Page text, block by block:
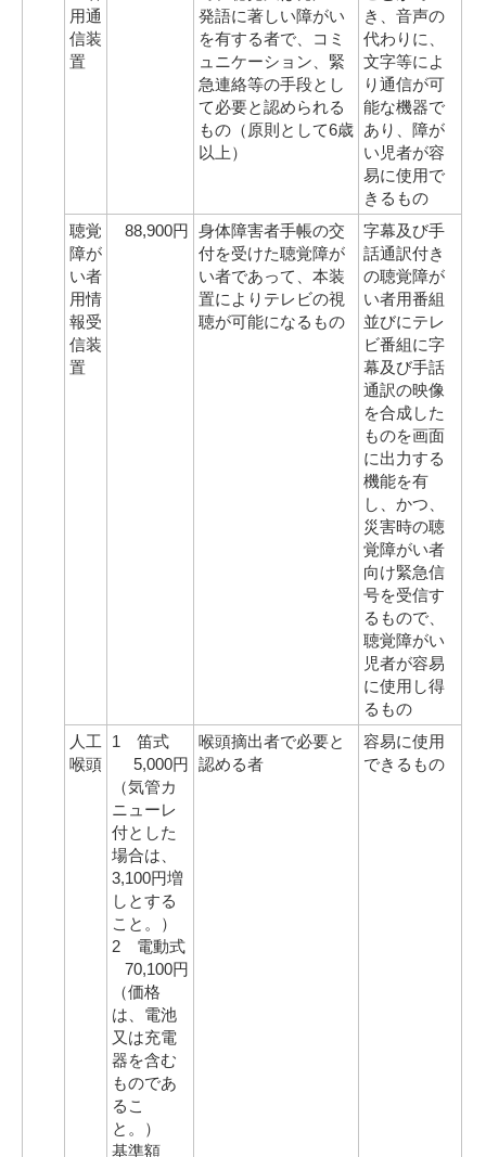
用通
信装
置
発語に著しい障がい
を有する者で、コミ
ュニケーション、緊
急連絡等の手段とし
て必要と認められる
もの（原則として6歳
以上）
き、音声の
代わりに、
文字等によ
り通信が可
能な機器で
あり、障が
い児者が容
易に使用で
きるもの
聴覚
障が
い者
用情
報受
信装
置
88,900円 身体障害者手帳の交
付を受けた聴覚障が
い者であって、本装
置によりテレビの視
聴が可能になるもの
字幕及び手
話通訳付き
の聴覚障が
い者用番組
並びにテレ
ビ番組に字
幕及び手話
通訳の映像
を合成した
ものを画面
に出力する
機能を有
し、かつ、
災害時の聴
覚障がい者
向け緊急信
号を受信す
るもので、
聴覚障がい
児者が容易
に使用し得
るもの
人工
喉頭
1 笛式
5,000円
（気管カ
ニューレ
付とした
場合は、
3,100円増
しとする
こと。）
2 電動式
70,100円
（価格
は、電池
又は充電
器を含む
ものであ
るこ
と。）
基準額
喉頭摘出者で必要と
認める者
容易に使用
できるもの